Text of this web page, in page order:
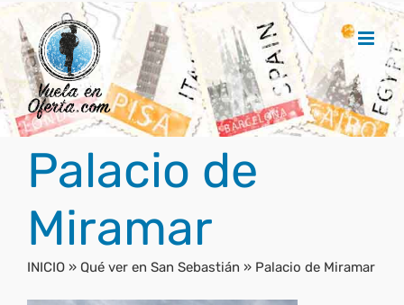
Saltar
contenido
Palacio de
Miramar
INICIO » Qué ver en San Sebastián » Palacio de Miramar